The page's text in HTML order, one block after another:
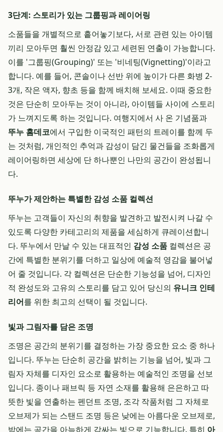
3단계: 스토리가 있는 그룹핑과 레이어링
소품들을 개별적으로 흩어놓기보다, 서로 관련 있는 아이템
끼리 모아두면 훨씬 안정감 있고 세련된 연출이 가능합니다.
이를 '그룹핑(Grouping)' 또는 '비네팅(Vignetting)'이라고
합니다. 예를 들어, 콘솔이나 선반 위에 높이가 다른 화병 2-
3개, 작은 액자, 향초 등을 함께 배치해 보세요. 이때 중요한
것은 단순히 모아두는 것이 아니라, 아이템들 사이에 스토리
가 느껴지도록 하는 것입니다. 여행지에서 사 온 기념품과
뚜누 홈데코에서 구입한 이국적인 패턴의 트레이를 함께 두
는 것처럼, 개인적인 추억과 감성이 담긴 물건들을 조화롭게
레이어링하면 세상에 단 하나뿐인 나만의 공간이 완성됩니
다.
뚜누가 제안하는 특별한 감성 소품 컬렉션
뚜누는 고객들이 자신의 취향을 발견하고 발전시켜 나갈 수
있도록 다양한 카테고리의 제품을 세심하게 큐레이션합니
다. 뚜누에서 만날 수 있는 대표적인 감성 소품 컬렉션은 공
간에 특별한 분위기를 더하고 일상에 예술적 영감을 불어넣
어 줄 것입니다. 각 컬렉션은 단순한 기능성을 넘어, 디자인
적 완성도와 고유의 스토리를 담고 있어 당신의 유니크 인테
리어를 위한 최고의 선택이 될 것입니다.
빛과 그림자를 담은 조명
조명은 공간의 분위기를 결정하는 가장 중요한 요소 중 하나
입니다. 뚜누는 단순히 공간을 밝히는 기능을 넘어, 빛과 그
림자 자체를 디자인 요소로 활용하는 예술적인 조명을 선보
입니다. 종이나 패브릭 등 자연 소재를 활용해 은은하고 따
뜻한 빛을 연출하는 펜던트 조명, 조각 작품처럼 그 자체로
오브제가 되는 스탠드 조명 등은 낮에는 아름다운 오브제로,
밤에는 공간을 아늑하게 감싸는 빛으로 기능합니다. 특히 아